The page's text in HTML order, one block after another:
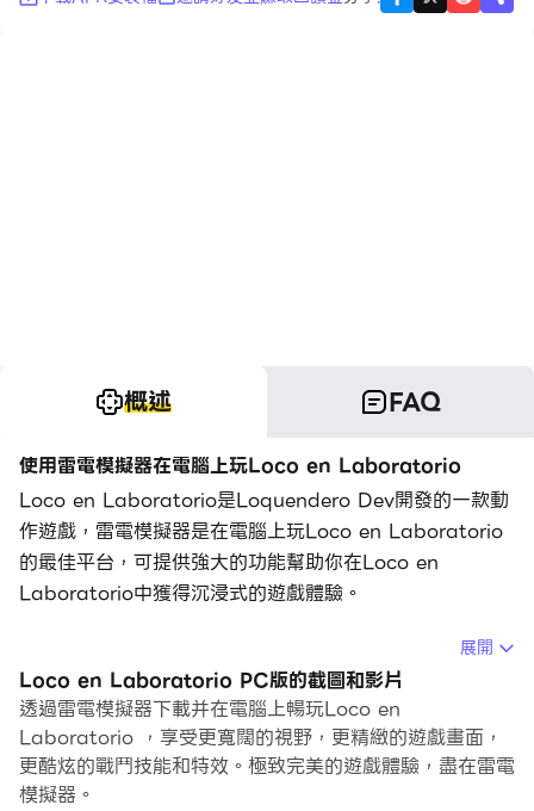
概述 FAQ
使用雷電模擬器在電腦上玩Loco en Laboratorio
Loco en Laboratorio是Loquendero Dev開發的一款動
作遊戲，雷電模擬器是在電腦上玩Loco en Laboratorio
的最佳平台，可提供強大的功能幫助你在Loco en
Laboratorio中獲得沉浸式的遊戲體驗。
當你在電腦上玩Loco en Laboratorio的時候，你可以調
整幀頻設定，享受流暢的遊戲體驗和酷炫的遊戲畫面。
雷電模擬器還提供配置好的鍵盤映射，以最大限度地方便你
控制整個遊戲的操作。鍵盤映射功能的不斷最佳化還提高了
按鍵靈敏度和技能釋放精準度。為了增強你的遊戲體驗，雷
展開
Loco en Laboratorio PC版的截圖和影片
透過雷電模擬器下載并在電腦上暢玩Loco en
Laboratorio ，享受更寬闊的視野，更精緻的遊戲畫面，
更酷炫的戰鬥技能和特效。極致完美的遊戲體驗，盡在雷電
模擬器。